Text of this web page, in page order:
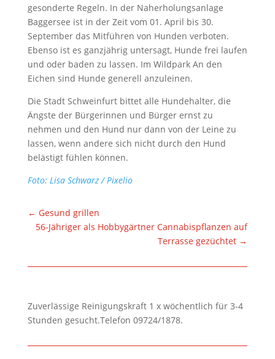
gesonderte Regeln. In der Naherholungsanlage
Baggersee ist in der Zeit vom 01. April bis 30.
September das Mitführen von Hunden verboten.
Ebenso ist es ganzjährig untersagt, Hunde frei laufen
und oder baden zu lassen. Im Wildpark An den
Eichen sind Hunde generell anzuleinen.
Die Stadt Schweinfurt bittet alle Hundehalter, die
Ängste der Bürgerinnen und Bürger ernst zu
nehmen und den Hund nur dann von der Leine zu
lassen, wenn andere sich nicht durch den Hund
belästigt fühlen können.
Foto: Lisa Schwarz / Pixelio
← Gesund grillen
56-Jähriger als Hobbygärtner Cannabispflanzen auf
Terrasse gezüchtet →
Zuverlässige Reinigungskraft 1 x wöchentlich für 3-4
Stunden gesucht.Telefon 09724/1878.